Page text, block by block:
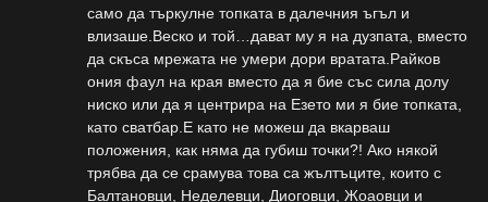
само да търкулне топката в далечния ъгъл и
влизаше.Веско и той…дават му я на дузпата, вместо
да скъса мрежата не умери дори вратата.Райков
ония фаул на края вместо да я бие със сила долу
ниско или да я центрира на Езето ми я бие топката,
като сватбар.Е като не можеш да вкарваш
положения, как няма да губиш точки?! Ако някой
трябва да се срамува това са жълтъците, които с
Балтановци, Неделевци, Диоговци, Жоаовци и